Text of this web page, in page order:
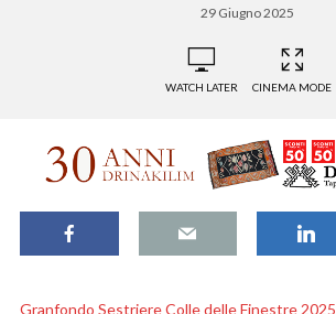
29 Giugno 2025
WATCH LATER CINEMA MODE
Granfondo Sestriere Colle delle Finestre 2025